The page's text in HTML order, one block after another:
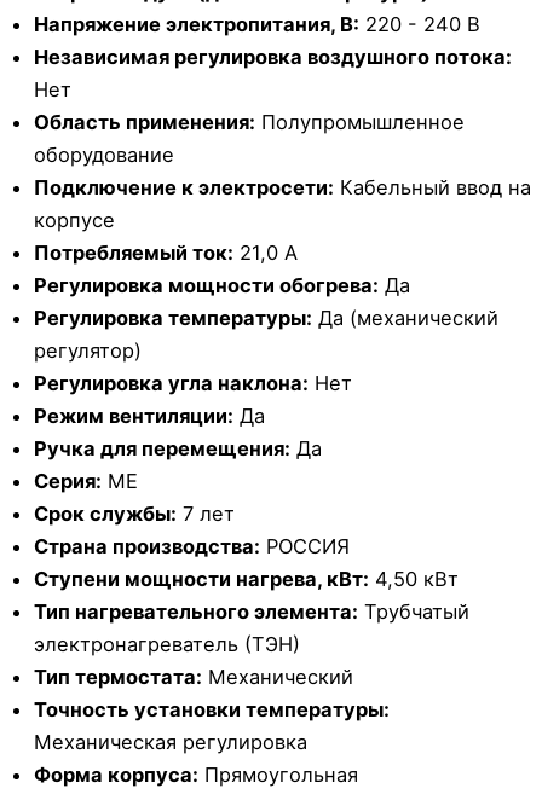
Напряжение электропитания, В: 220 - 240 В
Независимая регулировка воздушного потока:
Нет
Область применения: Полупромышленное
оборудование
Подключение к электросети: Кабельный ввод на
корпусе
Потребляемый ток: 21,0 А
Регулировка мощности обогрева: Да
Регулировка температуры: Да (механический
регулятор)
Регулировка угла наклона: Нет
Режим вентиляции: Да
Ручка для перемещения: Да
Серия: ME
Срок службы: 7 лет
Страна производства: РОССИЯ
Ступени мощности нагрева, кВт: 4,50 кВт
Тип нагревательного элемента: Трубчатый
электронагреватель (ТЭН)
Тип термостата: Механический
Точность установки температуры:
Механическая регулировка
Форма корпуса: Прямоугольная